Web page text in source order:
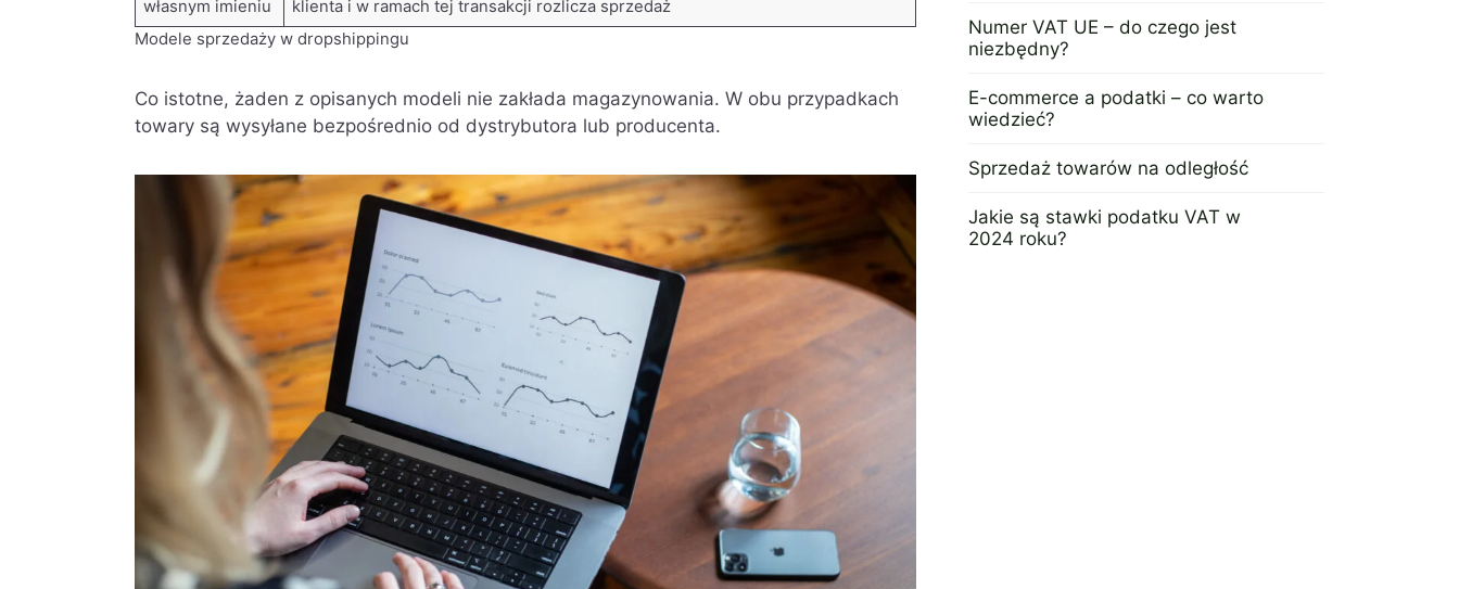
własnym imieniu
klienta i w ramach tej transakcji rozlicza sprzedaż
Modele sprzedaży w dropshippingu
Co istotne, żaden z opisanych modeli nie zakłada magazynowania. W obu przypadkach
towary są wysyłane bezpośrednio od dystrybutora lub producenta.
Numer VAT UE – do czego jest
niezbędny?
E-commerce a podatki – co warto
wiedzieć?
Sprzedaż towarów na odległość
Jakie są stawki podatku VAT w
2024 roku?